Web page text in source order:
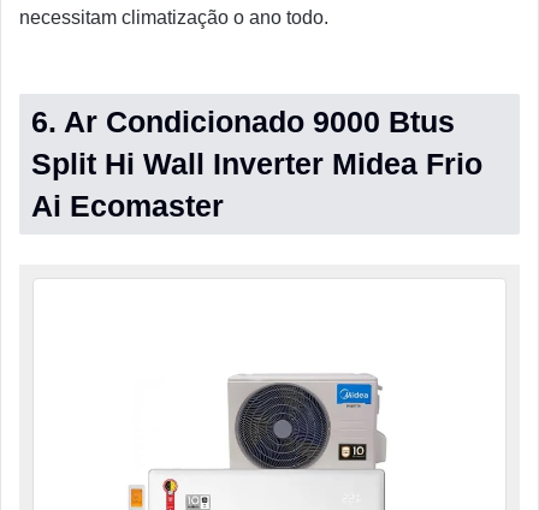
necessitam climatização o ano todo.
6. Ar Condicionado 9000 Btus
Split Hi Wall Inverter Midea Frio
Ai Ecomaster